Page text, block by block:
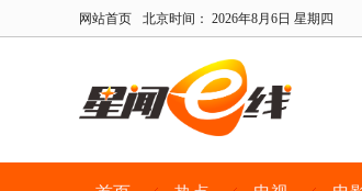
网站首页 北京时间： 2026年8月6日 星期四